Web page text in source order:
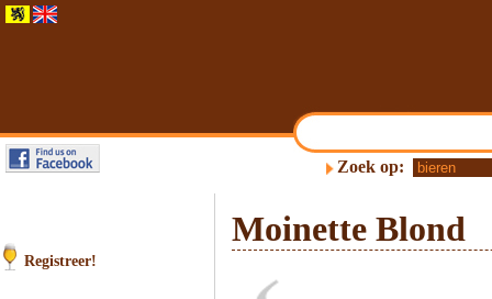
Zoek op:
Registreer!
Moinette Blond